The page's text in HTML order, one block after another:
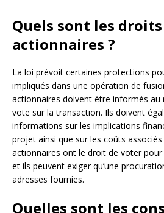
Quels sont les droits
actionnaires ?
La loi prévoit certaines protections
impliqués dans une opération de
actionnaires doivent être informés au
vote sur la transaction. Ils doivent
informations sur les implications
projet ainsi que sur les coûts
actionnaires ont le droit de voter
et ils peuvent exiger qu’une
adresses fournies.
Quelles sont les